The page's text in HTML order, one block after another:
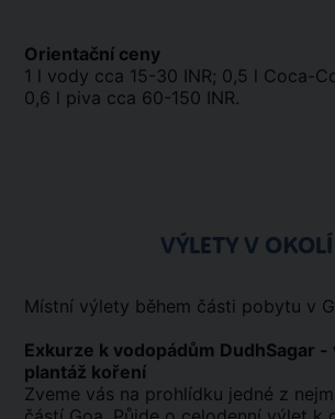
Orientační ceny
1 l vody cca 15-30 INR; 0,5 l Coca-
0,6 l piva cca 60-150 INR.
VÝLETY V OKOLÍ
Místní výlety během části pobytu v
Exkurze k vodopádům DudhSagar -
plantáž koření
Zveme vás na prohlídku jedné z